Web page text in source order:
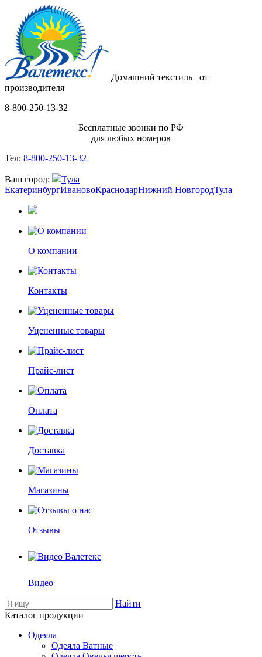
Домашний текстиль от
производителя
8-800-250-13-32
Бесплатные звонки по РФ
для любых номеров
Тел: 8-800-250-13-32
Ваш город:
Тула
ЕкатеринбургИвановоКраснодарНижний НовгородТула
О компании
Контакты
Уцененные товары
Прайс-лист
Оплата
Доставка
Магазины
Отзывы
Видео
Найти
Каталог продукции
Одеяла
Одеяла Ватные